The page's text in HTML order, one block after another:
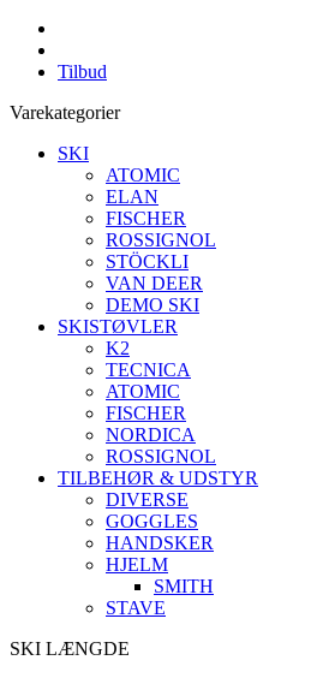
Tilbud
Varekategorier
SKI
ATOMIC
ELAN
FISCHER
ROSSIGNOL
STÖCKLI
VAN DEER
DEMO SKI
SKISTØVLER
K2
TECNICA
ATOMIC
FISCHER
NORDICA
ROSSIGNOL
TILBEHØR & UDSTYR
DIVERSE
GOGGLES
HANDSKER
HJELM
SMITH
STAVE
SKI LÆNGDE